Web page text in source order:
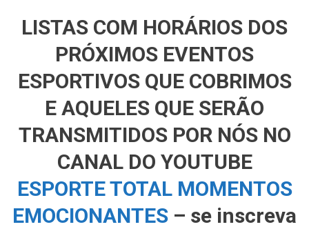
LISTAS COM HORÁRIOS DOS
PRÓXIMOS EVENTOS
ESPORTIVOS QUE COBRIMOS
E AQUELES QUE SERÃO
TRANSMITIDOS POR NÓS NO
CANAL DO YOUTUBE
ESPORTE TOTAL MOMENTOS
EMOCIONANTES – se inscreva